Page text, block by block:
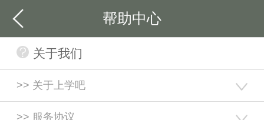
帮助中心
关于我们
>> 关于上学吧
>> 服务协议